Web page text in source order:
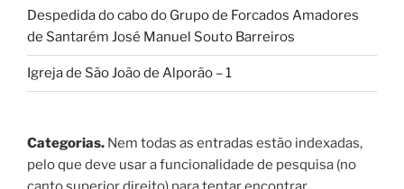
Despedida do cabo do Grupo de Forcados Amadores
de Santarém José Manuel Souto Barreiros
Igreja de São João de Alporão – 1
Categorias. Nem todas as entradas estão indexadas,
pelo que deve usar a funcionalidade de pesquisa (no